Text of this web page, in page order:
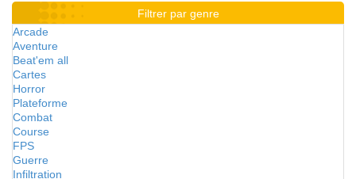
Filtrer par genre
Arcade
Aventure
Beat'em all
Cartes
Horror
Plateforme
Combat
Course
FPS
Guerre
Infiltration